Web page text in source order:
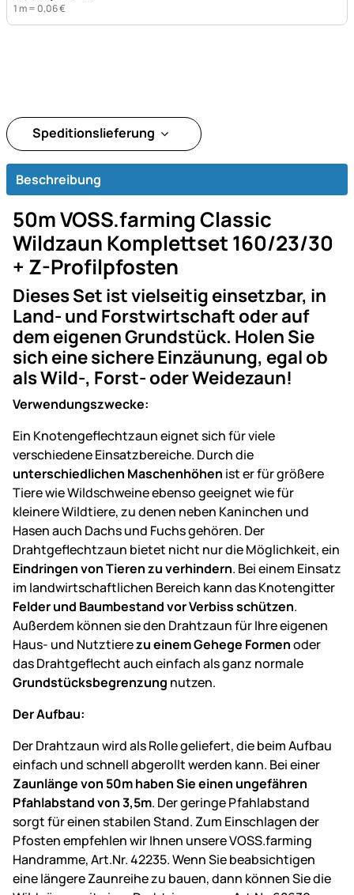
1 m = 0,06€
Speditionslieferung
Beschreibung
50m VOSS.farming Classic
Wildzaun Komplettset 160/23/30
+ Z-Profilpfosten
Dieses Set ist vielseitig einsetzbar, in
Land- und Forstwirtschaft oder auf
dem eigenen Grundstück. Holen Sie
sich eine sichere Einzäunung, egal ob
als Wild-, Forst- oder Weidezaun!
Verwendungszwecke:
Ein Knotengeflechtzaun eignet sich für viele
verschiedene Einsatzbereiche. Durch die
unterschiedlichen Maschenhöhen ist er für größere
Tiere wie Wildschweine ebenso geeignet wie für
kleinere Wildtiere, zu denen neben Kaninchen und
Hasen auch Dachs und Fuchs gehören. Der
Drahtgeflechtzaun bietet nicht nur die Möglichkeit, ein
Eindringen von Tieren zu verhindern. Bei einem Einsatz
im landwirtschaftlichen Bereich kann das Knotengitter
Felder und Baumbestand vor Verbiss schützen.
Außerdem können sie den Drahtzaun für Ihre eigenen
Haus- und Nutztierezu einem Gehege Formenoder
das Drahtgeflecht auch einfach als ganz normale
Grundstücksbegrenzung nutzen.
Der Aufbau:
Der Drahtzaun wird als Rolle geliefert, die beim Aufbau
einfach und schnell abgerollt werden kann. Bei einer
Zaunlänge von 50m haben Sie einen ungefähren
Pfahlabstand von 3,5m. Der geringe Pfahlabstand
sorgt für einen stabilen Stand. Zum Einschlagen der
Pfosten empfehlen wir Ihnen unsere VOSS.farming
Handramme, Art.Nr. 42235. Wenn Sie beabsichtigen
eine längere Zaunreihe zu bauen, dann können Sie die